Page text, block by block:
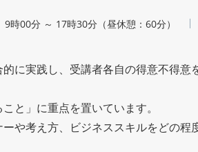
9時00分 ～ 17時30分（昼休憩：60分）
に実践し、受講者各自の得意不得意
と」に重点を置いています。
や考え方、ビジネススキルをどの程